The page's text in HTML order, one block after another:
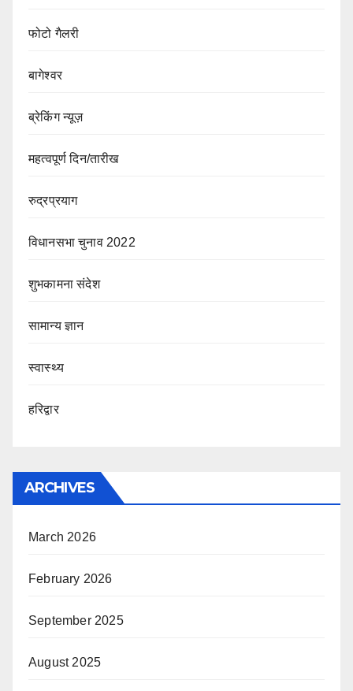
फोटो गैलरी
बागेश्वर
ब्रेकिंग न्यूज़
महत्वपूर्ण दिन/तारीख
रुद्रप्रयाग
विधानसभा चुनाव 2022
शुभकामना संदेश
सामान्य ज्ञान
स्वास्थ्य
हरिद्वार
ARCHIVES
March 2026
February 2026
September 2025
August 2025